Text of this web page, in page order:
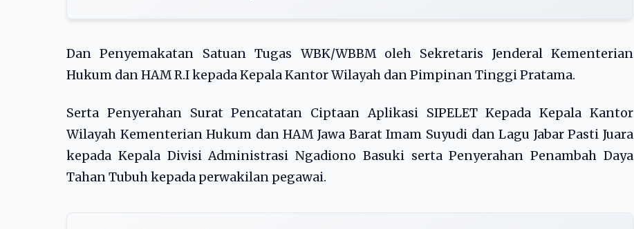
Dan Penyemakatan Satuan Tugas WBK/WBBM oleh Sekretaris Jenderal Kementerian
Hukum dan HAM R.I kepada Kepala Kantor Wilayah dan Pimpinan Tinggi Pratama.
Serta Penyerahan Surat Pencatatan Ciptaan Aplikasi SIPELET Kepada Kepala Kantor
Wilayah Kementerian Hukum dan HAM Jawa Barat Imam Suyudi dan Lagu Jabar Pasti Juara
kepada Kepala Divisi Administrasi Ngadiono Basuki serta Penyerahan Penambah Daya
Tahan Tubuh kepada perwakilan pegawai.